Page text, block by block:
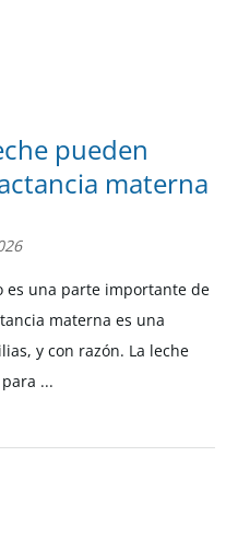
pueden
materna
es una parte importante de
materna es una
y con razón. La leche
...